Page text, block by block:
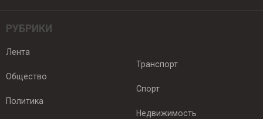
РУБРИКИ
Лента
Общество
Политика
Транспорт
Спорт
Недвижимость